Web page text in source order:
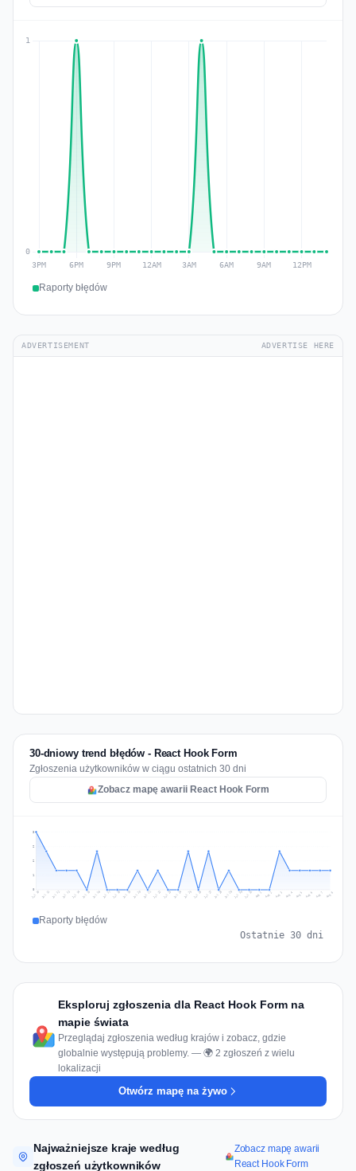
Raporty błędów
ADVERTISEMENT ADVERTISE HERE
30-dniowy trend błędów - React Hook Form
Zgłoszenia użytkowników w ciągu ostatnich 30 dni
Zobacz mapę awarii React Hook Form
1
2
2
3
Jul 10 Jul 11 Jul 12 Jul 13 Jul 14 Jul 15 Jul 16 Jul 17 Jul 18 Jul 19 Jul 20 Jul 21 Jul 22 Jul 23 Jul 24 Jul 25 Jul 26 Jul 27 Jul 28 Jul 29 Jul 30 Jul 31 Aug 1 Aug 2 Aug 3 Aug 4 Aug 5 Aug 6 Aug 7 Aug 8
Raporty błędów
Ostatnie 30 dni
Eksploruj zgłoszenia dla React Hook Form na
mapie świata
Przeglądaj zgłoszenia według krajów i zobacz, gdzie
globalnie występują problemy. — 🌍 2 zgłoszeń z wielu
lokalizacji
Otwórz mapę na żywo
Najważniejsze kraje według
zgłoszeń użytkowników
Zobacz mapę awarii
React Hook Form